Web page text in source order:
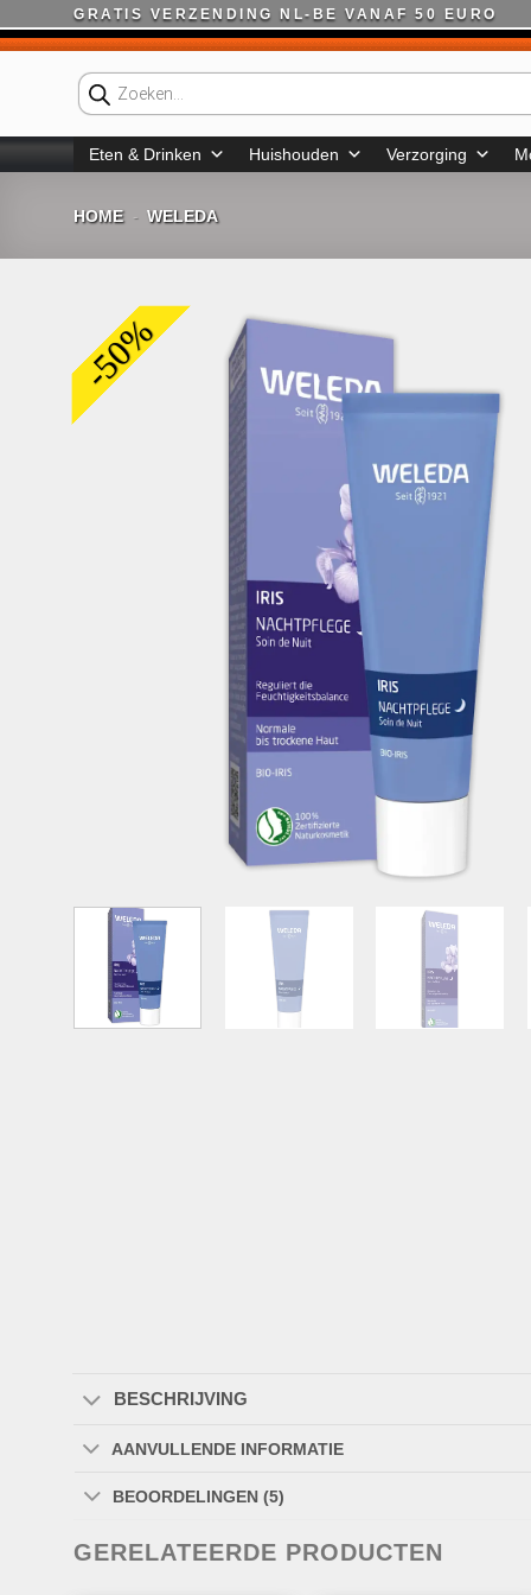
naar
GRATIS VERZENDING NL-BE VANAF 50 EURO
Producten
zoeken
Eten & Drinken Huishouden Verzorging
HOME - WELEDA
-50%
BESCHRIJVING
AANVULLENDE INFORMATIE
BEOORDELINGEN (5)
GERELATEERDE PRODUCTEN